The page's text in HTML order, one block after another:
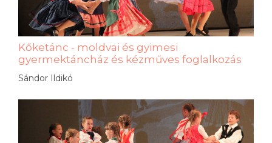
Kőketánc - moldvai és gyimesi
gyermektáncház és kézműves foglalkozás
Sándor Ildikó